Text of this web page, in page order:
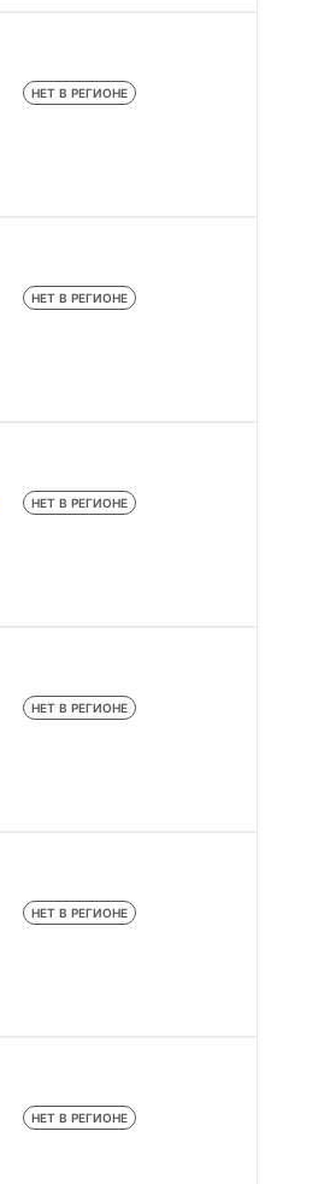
НЕТ В РЕГИОНЕ
НЕТ В РЕГИОНЕ
НЕТ В РЕГИОНЕ
НЕТ В РЕГИОНЕ
НЕТ В РЕГИОНЕ
НЕТ В РЕГИОНЕ